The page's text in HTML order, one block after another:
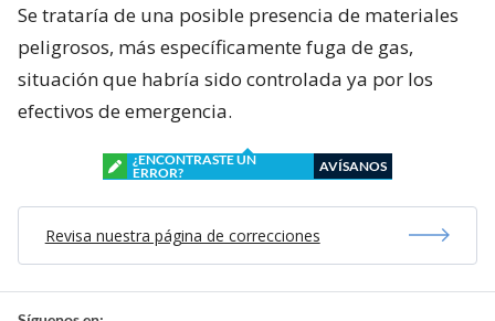
Se trataría de una posible presencia de materiales
peligrosos, más específicamente fuga de gas,
situación que habría sido controlada ya por los
efectivos de emergencia.
¿ENCONTRASTE UN
ERROR?
AVÍSANOS
Revisa nuestra página de correcciones